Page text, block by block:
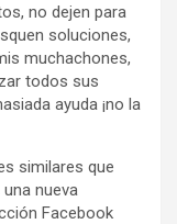
no dejen para
soluciones,
muchachones,
todos sus
ayuda ¡no la
similares que
nueva
Facebook